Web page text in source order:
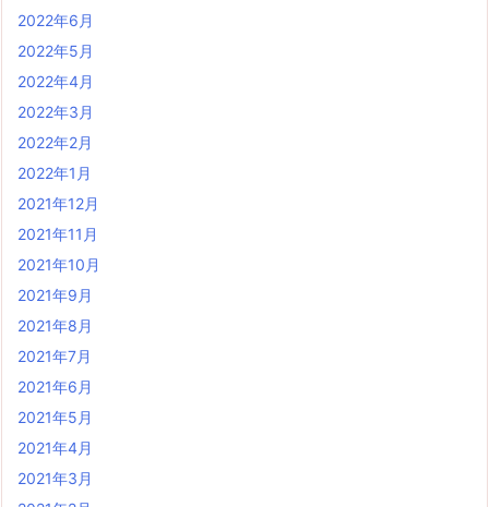
2022年6月
2022年5月
2022年4月
2022年3月
2022年2月
2022年1月
2021年12月
2021年11月
2021年10月
2021年9月
2021年8月
2021年7月
2021年6月
2021年5月
2021年4月
2021年3月